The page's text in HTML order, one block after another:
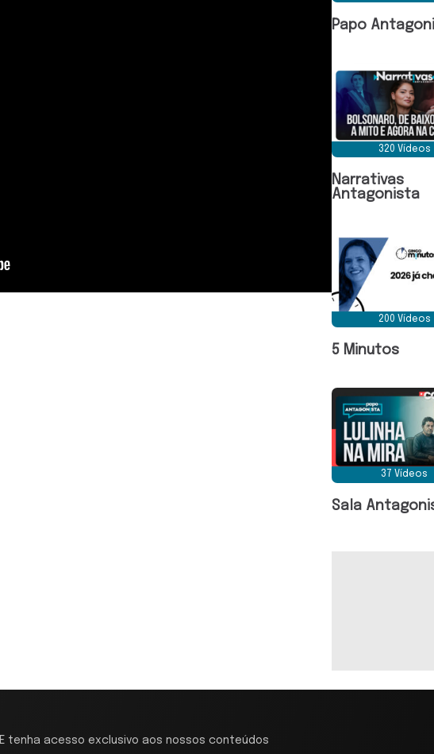
Papo
320 Vídeos
Narrativas
Antagonista
200 Vídeos
5 Minutos
37 Vídeos
Sala
E tenha acesso exclusivo aos nossos conteúdos